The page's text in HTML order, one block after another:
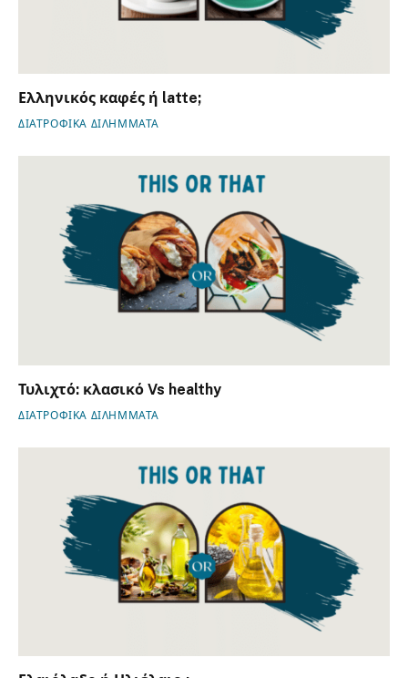
Ελληνικός καφές ή latte;
ΔΙΑΤΡΟΦΙΚΑ ΔΙΛΗΜΜΑΤΑ
Τυλιχτό: κλασικό Vs healthy
ΔΙΑΤΡΟΦΙΚΑ ΔΙΛΗΜΜΑΤΑ